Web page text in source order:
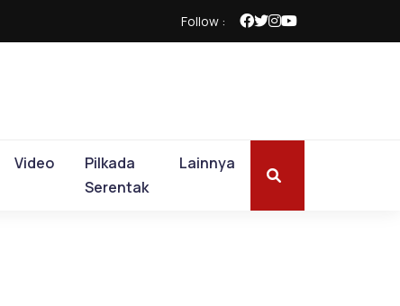
Follow :
Video
Pilkada
Serentak
Lainnya